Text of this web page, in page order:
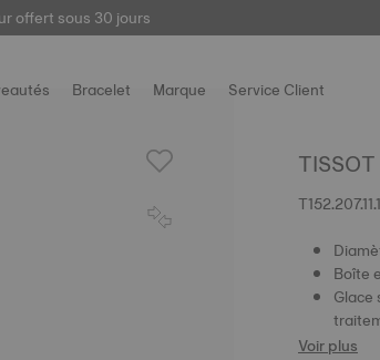
offert sous 30 jours
informations de garantie et plus encore
Bracelet Marque Service Client
Boîte
Voir plus